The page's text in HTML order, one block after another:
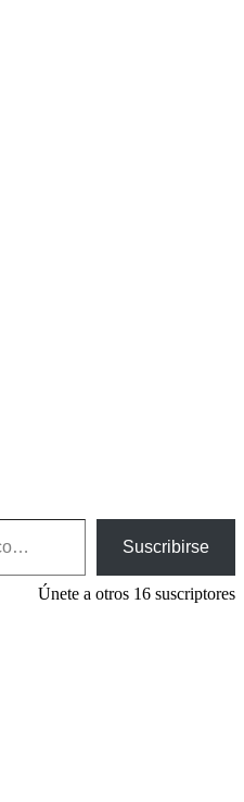
Suscribirse
Únete a otros 16 suscriptores